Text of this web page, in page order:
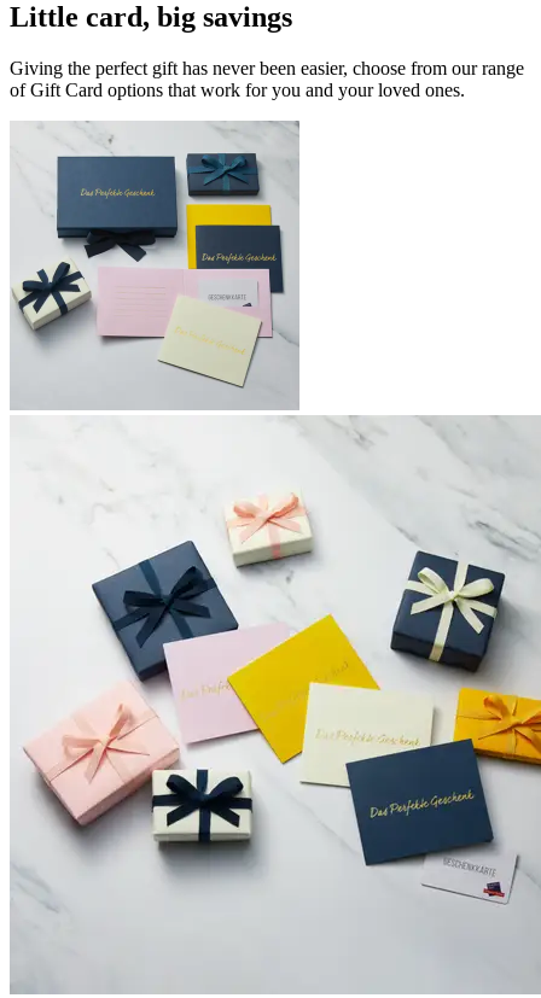
Little card, big savings
Giving the perfect gift has never been easier, choose from our range
of Gift Card options that work for you and your loved ones.